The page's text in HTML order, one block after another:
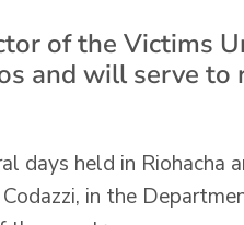
of the Victims
and will serve to
held in Riohacha
in the